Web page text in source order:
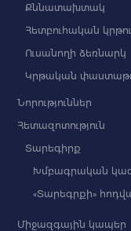
Քննատախտակ
Հետբուհական
Ուսանողի ձեռնարկ
Կրթական
Նորություններ
Հետազոտություն
Տարեգիրք
Խմբագրական
«Տարեգրքի»
Միջազգային կապեր